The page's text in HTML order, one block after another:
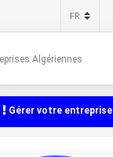
Algériennes
Gérer votre entreprise